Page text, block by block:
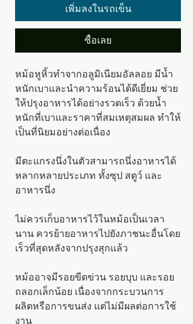
เพิ่มลงในรถเข็น
ซื้อเลย
หม้อหูหิ้วทำจากอลูมิเนียมอัลลอย มีน้ำ
หนักเบาและนำความร้อนได้ดีเยี่ยม ช่วย
ให้ปรุงอาหารได้อย่างรวดเร็ว ด้วยน้ำ
หนักที่เบาและราคาที่สมเหตุสมผล ทำให้
เป็นที่นิยมอย่างต่อเนื่อง
มีตะแกรงนึ่งในตัวสามารถนึ่งอาหารได้
หลากหลายประเภท ทั้งซุป สตูว์ และ
อาหารนึ่ง
ไม่ควรเก็บอาหารไว้ในหม้อเป็นเวลา
นาน ควรย้ายอาหารไปยังภาชนะอื่นโดย
เร็วที่สุดหลังจากปรุงสุกแล้ว
หม้ออาจมีรอยขีดข่วน รอยบุบ และรอย
ถลอกเล็กน้อย เนื่องจากกระบวนการ
ผลิตหรือการขนส่ง แต่ไม่มีผลต่อการใช้
งาน